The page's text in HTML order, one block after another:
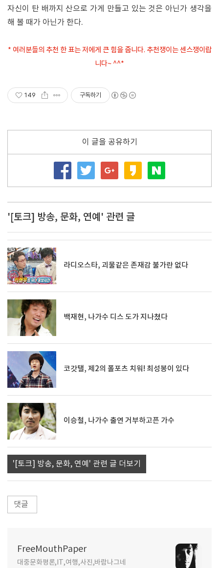
자신이 탄 배까지 산으로 가게 만들고 있는 것은 아닌가 생각을
해 볼 때가 아닌가 한다.
* 여러분들의 추천 한 표는 저에게 큰 힘을 줍니다. 추천쟁이는 센스쟁이랍
니다~ ^^*
149 구독하기
이 글을 공유하기
'[토크] 방송, 문화, 연예' 관련 글
라디오스타, 괴물같은 존재감 불가란 없다
백재현, 나가수 디스 도가 지나쳤다
코갓탤, 제2의 폴포츠 치워! 최성봉이 있다
이승철, 나가수 출연 거부하고픈 가수
'[토크] 방송, 문화, 연예' 관련 글 더보기
댓글
FreeMouthPaper
대중문화평론,IT,여행,사진,바람나그네